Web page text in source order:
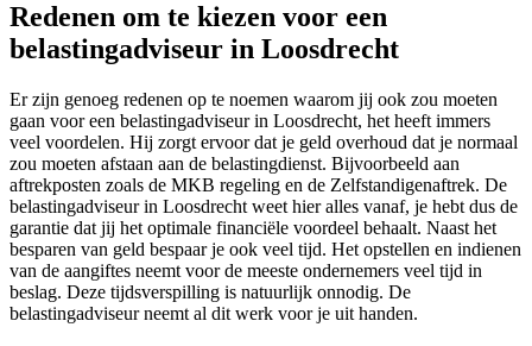
Redenen om te kiezen voor een
belastingadviseur in Loosdrecht
Er zijn genoeg redenen op te noemen waarom jij ook zou moeten
gaan voor een belastingadviseur in Loosdrecht, het heeft immers
veel voordelen. Hij zorgt ervoor dat je geld overhoud dat je normaal
zou moeten afstaan aan de belastingdienst. Bijvoorbeeld aan
aftrekposten zoals de MKB regeling en de Zelfstandigenaftrek. De
belastingadviseur in Loosdrecht weet hier alles vanaf, je hebt dus de
garantie dat jij het optimale financiële voordeel behaalt. Naast het
besparen van geld bespaar je ook veel tijd. Het opstellen en indienen
van de aangiftes neemt voor de meeste ondernemers veel tijd in
beslag. Deze tijdsverspilling is natuurlijk onnodig. De
belastingadviseur neemt al dit werk voor je uit handen.